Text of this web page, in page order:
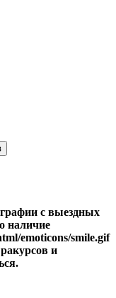
с выездных
наличие
emoticons/smile.gif
и